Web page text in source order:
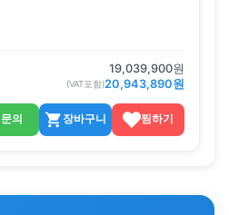
19,039,900원
(VAT포함)20,943,890원
문의 장바구니 찜하기